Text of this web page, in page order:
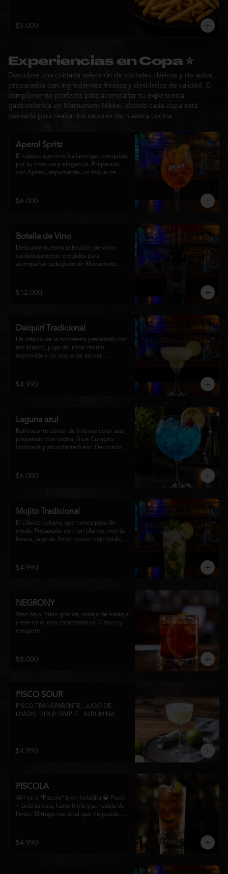
$5.000
Experiencias en Copa ⭐
Descubre una cuidada selección de cócteles clásicos y de autor,
preparados con ingredientes frescos y destilados de calidad. El
complemento perfecto para acompañar tu experiencia
gastronómica en Matsumoto Nikkei, donde cada copa está
pensada para realzar los sabores de nuestra cocina.
Aperol Spritz
El clásico aperitivo italiano que conquista
por su frescura y elegancia. Preparado
con Aperol, espumante, un toque de
refrescante y de notas cítricas, perfecto
para disfrutar antes de la comida o
$6.000
Botella de Vino
Descubre nuestra selección de vinos
cuidadosamente elegidos para
acompañar cada plato de Matsumoto
$12.000
Daiquirí Tradicional
Un clásico de la coctelería preparado con
ron blanco, jugo de limón recién
exprimido y un toque de azúcar,
cóctel equilibrado, de notas cítricas y
sabor intenso, perfecto para disfrutar en
$4.990
Laguna azul
Refrescante cóctel de intenso color azul,
preparado con vodka, Blue Curaçao,
limonada y abundante hielo. Decorado
final fresco, ideal para cualquier ocasión.
$6.000
Mojito Tradicional
El clásico cubano que nunca pasa de
moda. Preparado con ron blanco, menta
fresca, jugo de limón recién exprimido,
aromático y perfectamente equilibrado,
ideal para disfrutar en cualquier ocasión.
$4.990
NEGRONY
Vaso bajo, hielo grande, rodaja de naranja
y ese color rojo característico. Clásico y
elegante.
$8.000
PISCO SOUR
PISCO TRANSPARENTE , JUGO DE
LIMON , SIRUP SIMPLE , ALBUMINA
$4.990
PISCOLA
Ahí va la *Piscola* bien heladita 🥃 Pisco
+ bebida cola, harto hielo y su rodaja de
limón. El trago nacional que no puede
$4.990